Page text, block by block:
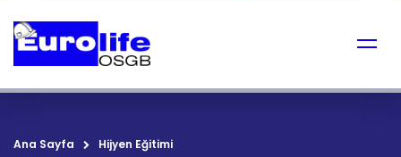
Ana Sayfa Hijyen Eğitimi